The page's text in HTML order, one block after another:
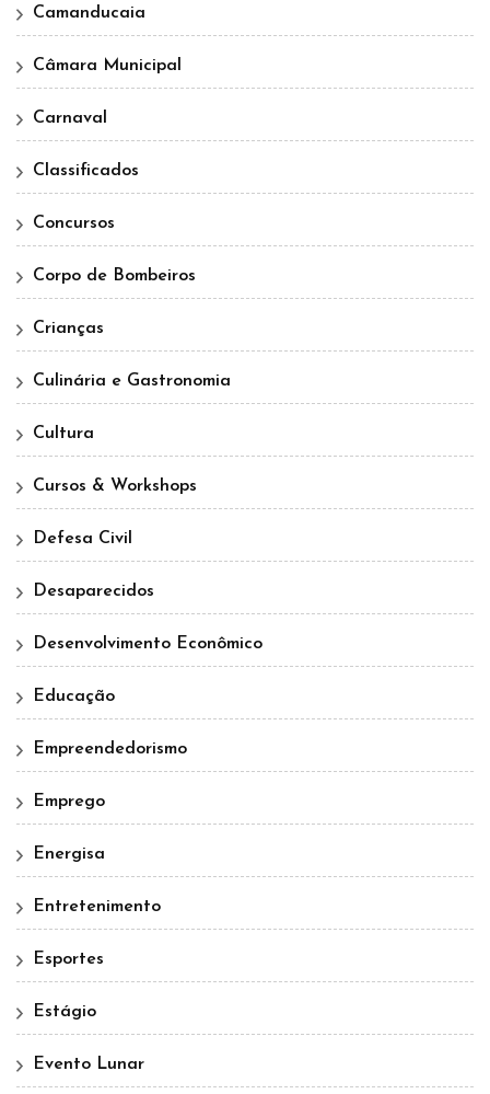
Camanducaia
Câmara Municipal
Carnaval
Classificados
Concursos
Corpo de Bombeiros
Crianças
Culinária e Gastronomia
Cultura
Cursos & Workshops
Defesa Civil
Desaparecidos
Desenvolvimento Econômico
Educação
Empreendedorismo
Emprego
Energisa
Entretenimento
Esportes
Estágio
Evento Lunar